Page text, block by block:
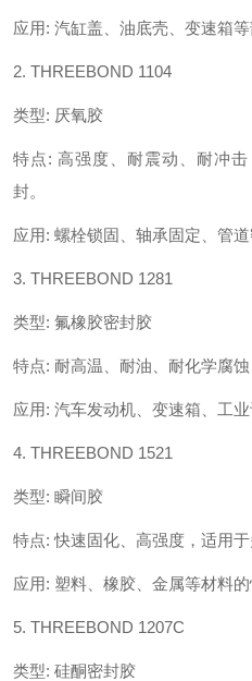
应用: 汽缸盖、油底壳、变速箱等
2. THREEBOND 1104
类型: 厌氧胶
特点: 高强度、耐震动、耐冲
封。
应用: 螺栓锁固、轴承固定、管道
3. THREEBOND 1281
类型: 氟橡胶密封胶
特点: 耐高温、耐油、耐化学腐
应用: 汽车发动机、变速箱、工业
4. THREEBOND 1521
类型: 瞬间胶
特点:快速固化、高强度，适用于
应用: 塑料、橡胶、金属等材料的
5. THREEBOND 1207C
类型: 硅酮密封胶